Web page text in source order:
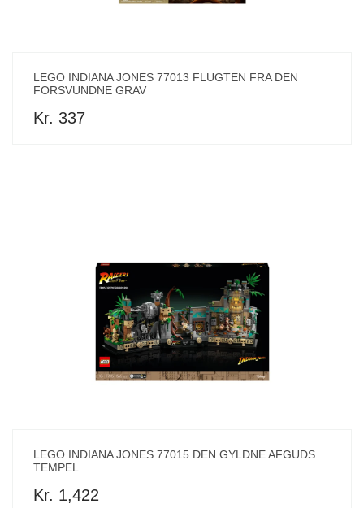
LEGO INDIANA JONES 77013 FLUGTEN FRA DEN
FORSVUNDNE GRAV
Kr. 337
LEGO INDIANA JONES 77015 DEN GYLDNE AFGUDS
TEMPEL
Kr. 1,422